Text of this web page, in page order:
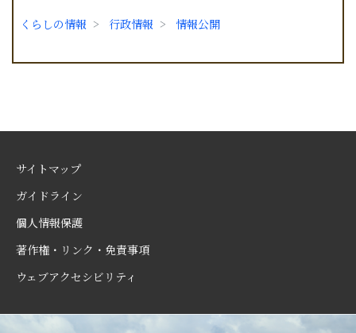
くらしの情報 行政情報 情報公開
サイトマップ
ガイドライン
個人情報保護
著作権・リンク・免責事項
ウェブアクセシビリティ